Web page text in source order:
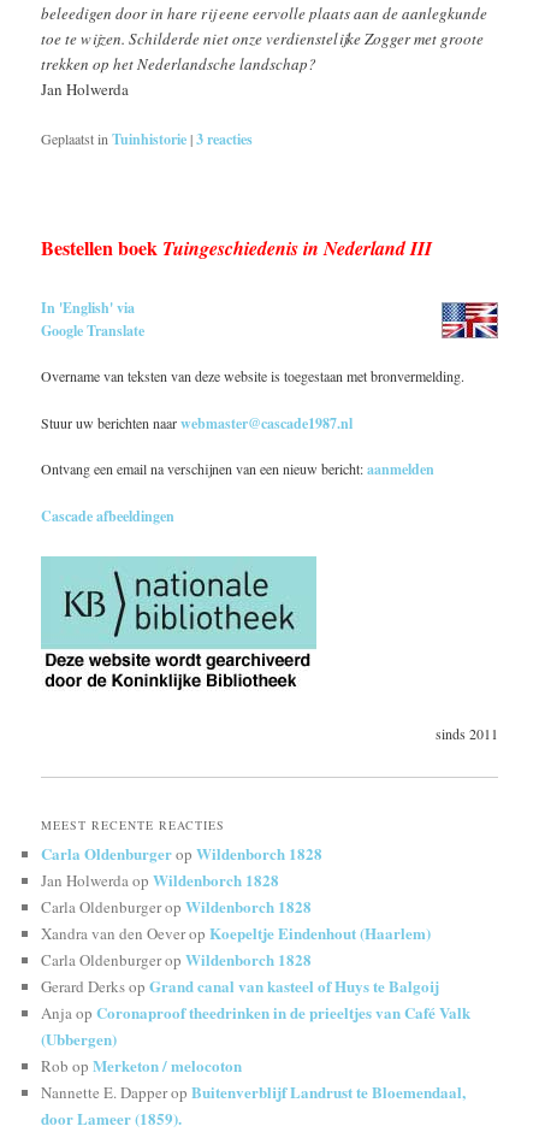
beleedigen door in hare rij eene eervolle plaats aan de aanlegkunde
toe te wijzen. Schilderde niet onze verdienstelijke Zogger met groote
trekken op het Nederlandsche landschap?
Jan Holwerda
Geplaatst in Tuinhistorie|3reacties
Bestellen boek Tuingeschiedenis in Nederland III
In 'English' via
Google Translate
Overname van teksten van deze website is toegestaan met bronvermelding.
Stuur uw berichten naarwebmaster@cascade1987.nl
Ontvang een email na verschijnen van een nieuw bericht:aanmelden
Cascade afbeeldingen
sinds 2011
MEEST RECENTE REACTIES
Carla OldenburgeropWildenborch 1828
Jan HolwerdaopWildenborch 1828
Carla OldenburgeropWildenborch 1828
Xandra van den OeveropKoepeltje Eindenhout (Haarlem)
Carla OldenburgeropWildenborch 1828
Gerard DerksopGrand canal van kasteel of Huys te Balgoij
AnjaopCoronaproof theedrinken in de prieeltjes van Café Valk
(Ubbergen)
Rob opMerketon / melocoton
Nannette E. DapperopBuitenverblijf Landrust te Bloemendaal,
door Lameer (1859).